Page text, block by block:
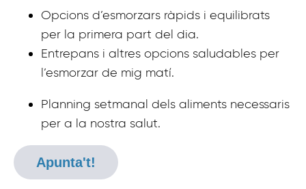
Opcions d’esmorzars ràpids i equilibrats
per la primera part del dia.
Entrepans i altres op­cions saludables per
l’esmorzar de mig matí.
Planning setmanal dels aliments necessaris
per a la nostra salut.
Apunta't!